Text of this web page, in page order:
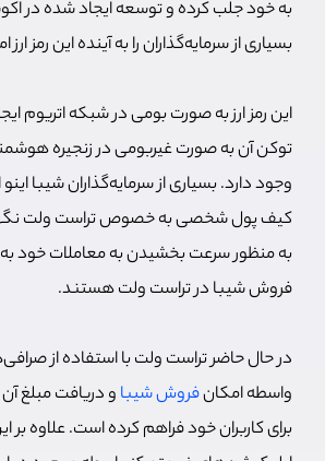
به خود جلب کرده و توسعه ایجاد شده در
بسیاری از سرمایه‌گذاران را به آینده این رمز
این رمز ارز به صورت بومی در شبکه اتریوم
توکن آن به صورت غیربومی در زنجیره
وجود دارد. بسیاری از سرمایه‌گذاران شیبا اینو
کیف پول شخصی به خصوص تراست ولت
به منظور سرعت بخشیدن به معاملات خود
فروش شیبا در تراست ولت هستند.
در حال حاضر تراست ولت با استفاده از
واسطه امکانفروش شیبا و دریافت مبلغ
برای کاربران خود فراهم کرده است. علاوه بر